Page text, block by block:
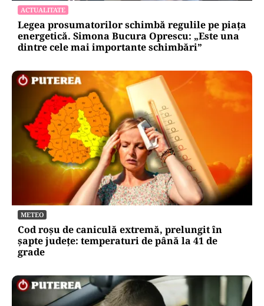
ACTUALITATE
Legea prosumatorilor schimbă regulile pe piața
energetică. Simona Bucura Oprescu: „Este una
dintre cele mai importante schimbări”
METEO
Cod roșu de caniculă extremă, prelungit în
șapte județe: temperaturi de până la 41 de
grade